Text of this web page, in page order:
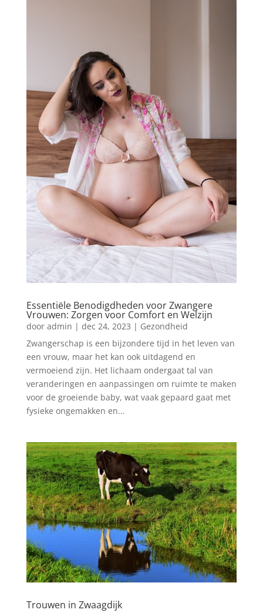
Essentiële Benodigdheden voor Zwangere
Vrouwen: Zorgen voor Comfort en Welzijn
door admin | dec 24, 2023 | Gezondheid
Zwangerschap is een bijzondere tijd in het leven van
een vrouw, maar het kan ook uitdagend en
vermoeiend zijn. Het lichaam ondergaat tal van
veranderingen en aanpassingen om ruimte te maken
voor de groeiende baby, wat vaak gepaard gaat met
fysieke ongemakken en...
Trouwen in Zwaagdijk